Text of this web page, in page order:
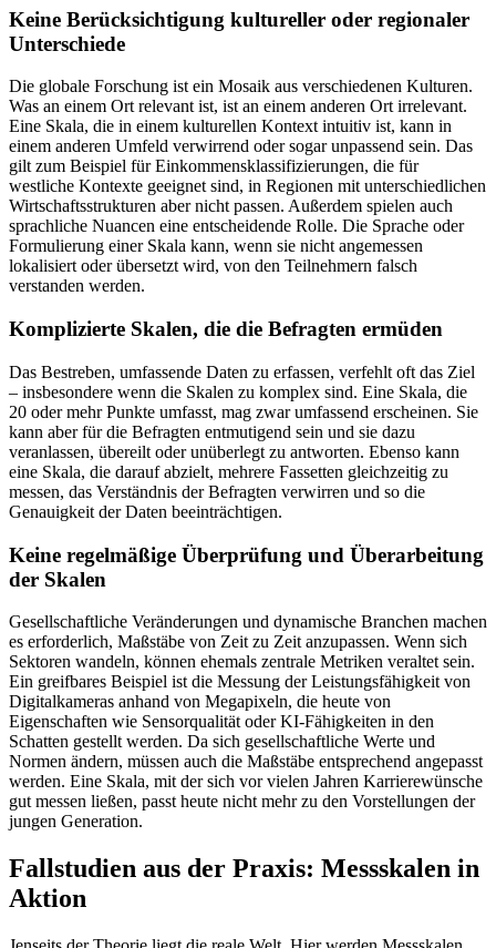
Keine Berücksichtigung kultureller oder regionaler
Unterschiede
Die globale Forschung ist ein Mosaik aus verschiedenen Kulturen.
Was an einem Ort relevant ist, ist an einem anderen Ort irrelevant.
Eine Skala, die in einem kulturellen Kontext intuitiv ist, kann in
einem anderen Umfeld verwirrend oder sogar unpassend sein. Das
gilt zum Beispiel für Einkommensklassifizierungen, die für
westliche Kontexte geeignet sind, in Regionen mit unterschiedlichen
Wirtschaftsstrukturen aber nicht passen. Außerdem spielen auch
sprachliche Nuancen eine entscheidende Rolle. Die Sprache oder
Formulierung einer Skala kann, wenn sie nicht angemessen
lokalisiert oder übersetzt wird, von den Teilnehmern falsch
verstanden werden.
Komplizierte Skalen, die die Befragten ermüden
Das Bestreben, umfassende Daten zu erfassen, verfehlt oft das Ziel
– insbesondere wenn die Skalen zu komplex sind. Eine Skala, die
20 oder mehr Punkte umfasst, mag zwar umfassend erscheinen. Sie
kann aber für die Befragten entmutigend sein und sie dazu
veranlassen, übereilt oder unüberlegt zu antworten. Ebenso kann
eine Skala, die darauf abzielt, mehrere Fassetten gleichzeitig zu
messen, das Verständnis der Befragten verwirren und so die
Genauigkeit der Daten beeinträchtigen.
Keine regelmäßige Überprüfung und Überarbeitung
der Skalen
Gesellschaftliche Veränderungen und dynamische Branchen machen
es erforderlich, Maßstäbe von Zeit zu Zeit anzupassen. Wenn sich
Sektoren wandeln, können ehemals zentrale Metriken veraltet sein.
Ein greifbares Beispiel ist die Messung der Leistungsfähigkeit von
Digitalkameras anhand von Megapixeln, die heute von
Eigenschaften wie Sensorqualität oder KI-Fähigkeiten in den
Schatten gestellt werden. Da sich gesellschaftliche Werte und
Normen ändern, müssen auch die Maßstäbe entsprechend angepasst
werden. Eine Skala, mit der sich vor vielen Jahren Karrierewünsche
gut messen ließen, passt heute nicht mehr zu den Vorstellungen der
jungen Generation.
Fallstudien aus der Praxis: Messskalen in
Aktion